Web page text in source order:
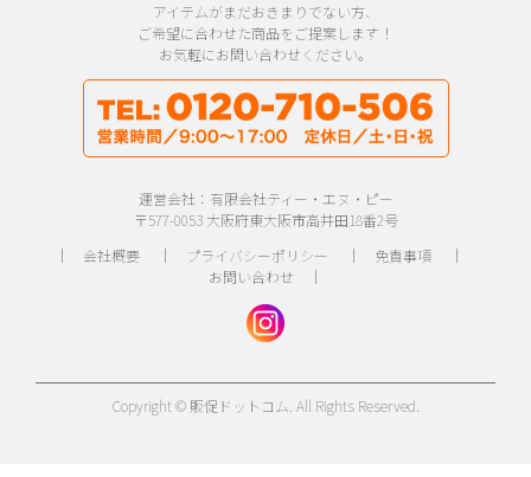
アイテムがまだおきまりでない方、
ご希望に合わせた商品をご提案します！
お気軽にお問い合わせください。
運営会社：有限会社ティー・エヌ・ピー
〒577-0053 大阪府東大阪市高井田18番2号
｜ 会社概要｜ プライバシーポリシー ｜ 免責事項｜
お問い合わせ ｜
Copyright © 販促ドットコム. All Rights Reserved.